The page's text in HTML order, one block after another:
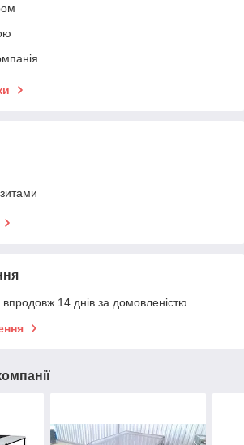
14 днів за домовленістю